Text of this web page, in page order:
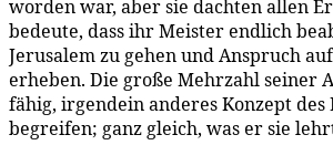
worden war, aber sie dachten allen
bedeute, dass ihr Meister endlich
Jerusalem zu gehen und Anspruch
erheben. Die große Mehrzahl seiner
fähig, irgendein anderes Konzept des
begreifen; ganz gleich, was er sie